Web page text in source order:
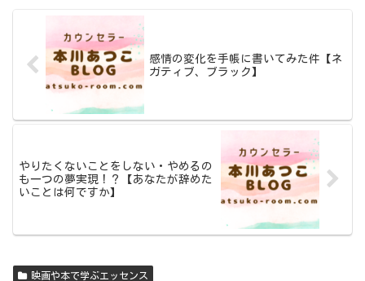
感情の変化を手帳に書いてみた件【ネ
ガティブ、ブラック】
やりたくないことをしない・やめるの
も一つの夢実現！？【あなたが辞めた
いことは何ですか】
映画や本で学ぶエッセンス